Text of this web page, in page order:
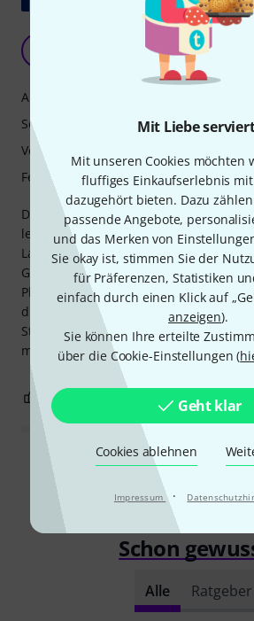
Mit Liebe
Mit unseren Cookies möchten
fluffiges Einkaufserlebnis
dazugehört bieten. Dazu
passende Angebote,
und das Merken von
Sie okay ist, stimmen Sie der
für Präferenzen, Statistiken
einfach durch einen Klick auf
anzeigen).
Sie können Ihre erteilte
über die Cookie-Einstellungen (
Geht klar
Cookies ablehnen
Impressum ·
Eric672 25.09.2011
Dieses Instrument ist empfindlich und
leicht verstärken. Man muss es vor
Lautstärke erst einspielen. Der Klang
Gitarre der F-Serie vergleichbar. Man
Platz im Klangbild einplanen. Aber der
die Anschläge sind klar und knackig.
Stimmzungen knarren nicht. Ich bin
meinem Kauf.
Ansprache
Sound
Verarbeitung
Features
BEWERTUNG MELDEN
Alle Bewertungen
Schon
Alle Ratgeber